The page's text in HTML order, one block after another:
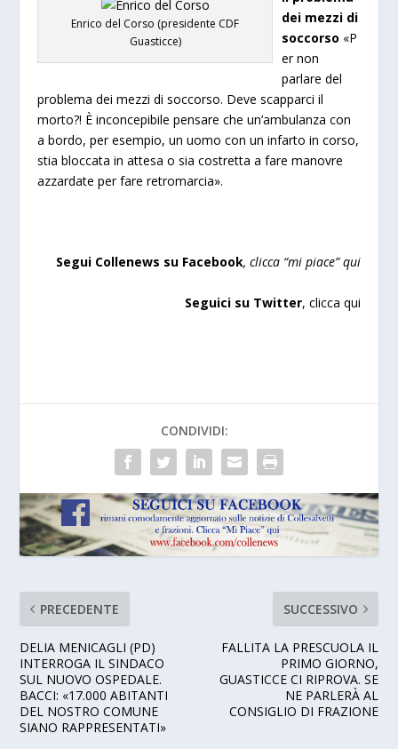
Enrico del Corso (presidente CDF
Guasticce)
dei mezzi di
soccorso «P
er non
parlare del
problema dei mezzi di soccorso. Deve scapparci il
morto?! È inconcepibile pensare che un’ambulanza con
a bordo, per esempio, un uomo con un infarto in corso,
stia bloccata in attesa o sia costretta a fare manovre
azzardate per fare retromarcia».
Segui Collenews su Facebook, clicca “mi piace”qui
Seguici su Twitter, clicca qui
CONDIVIDI:
PRECEDENTE
DELIA MENICAGLI (PD)
INTERROGA IL SINDACO
SUL NUOVO OSPEDALE.
BACCI: «17.000 ABITANTI
DEL NOSTRO COMUNE
SIANO RAPPRESENTATI»
SUCCESSIVO
FALLITA LA PRESCUOLA IL
PRIMO GIORNO,
GUASTICCE CI RIPROVA. SE
NE PARLERÀ AL
CONSIGLIO DI FRAZIONE